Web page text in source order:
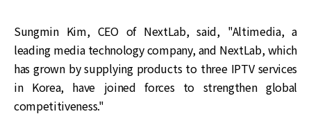
‌‌Sungmin Kim, CEO of NextLab, said, "Altimedia, a
leading media technology company, and NextLab, which
has grown by supplying products to three IPTV services
in Korea, have joined forces to strengthen global
competitiveness."